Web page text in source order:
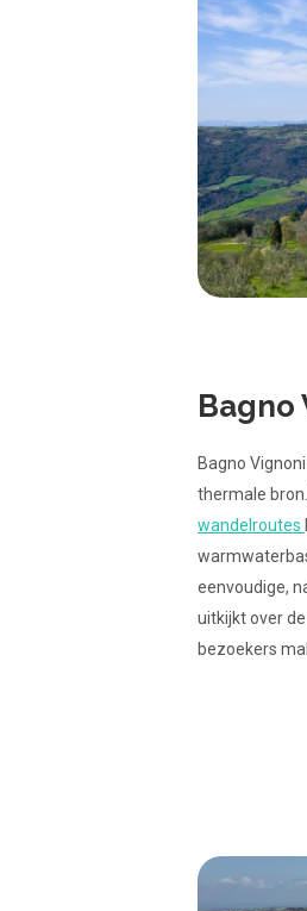
Bagno
Bagno
thermale
wandelroutes
eenvoudige,
uitkijkt over
bezoekers